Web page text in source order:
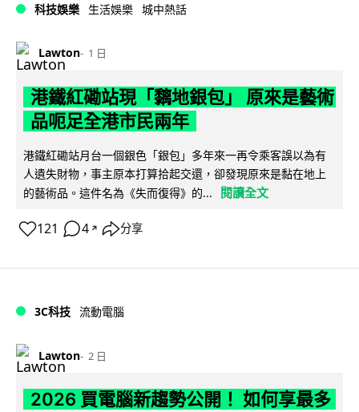
科技娛樂 生活娛樂 城中熱話
Lawton 1 日
港鐵紅磡站現「黐地銀包」 原來是藝術
品呃足全港市民兩年
港鐵紅磡站月台一個銀色「銀包」多年來一再令乘客誤以為有
人遺失財物，事主原本打算拾起交還，卻發現原來是黏在地上
的藝術品。這件名為《失而復得》的...
閱讀全文
121 4 ↗ 分享
3C科技 流動電腦
Lawton 2 日
2026 買電腦新趨勢公開！ 如何享最多